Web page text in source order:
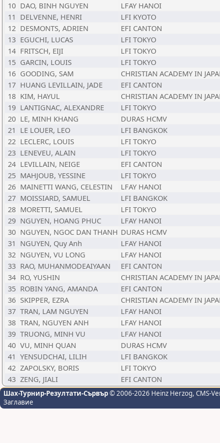
10 DAO, BINH NGUYEN
LFAY HANOI
11 DELVENNE, HENRI
LFI KYOTO
12 DESMONTS, ADRIEN
EFI CANTON
13 EGUCHI, LUCAS
LFI TOKYO
14 FRITSCH, EIJI
LFI TOKYO
15 GARCIN, LOUIS
LFI TOKYO
16 GOODING, SAM
CHRISTIAN ACADEMY IN
17 HUANG LEVILLAIN, JADE
EFI CANTON
18 KIM, HAYUL
CHRISTIAN ACADEMY IN
19 LANTIGNAC, ALEXANDRE
LFI TOKYO
20 LE, MINH KHANG
DURAS HCMV
21 LE LOUER, LEO
LFI BANGKOK
22 LECLERC, LOUIS
LFI TOKYO
23 LENEVEU, ALAIN
LFI TOKYO
24 LEVILLAIN, NEIGE
EFI CANTON
25 MAHJOUB, YESSINE
LFI TOKYO
26 MAINETTI WANG, CELESTIN
LFAY HANOI
27 MOISSIARD, SAMUEL
LFI BANGKOK
28 MORETTI, SAMUEL
LFI TOKYO
29 NGUYEN, HOANG PHUC
LFAY HANOI
30 NGUYEN, NGOC DAN THANH DURAS HCMV
31 NGUYEN, Quy Anh
LFAY HANOI
32 NGUYEN, VU LONG
LFAY HANOI
33 RAO, MUHANMODEAIYAAN
EFI CANTON
34 RO, YUSHIN
CHRISTIAN ACADEMY IN
35 ROBIN YANG, AMANDA
EFI CANTON
36 SKIPPER, EZRA
CHRISTIAN ACADEMY IN
37 TRAN, LAM NGUYEN
LFAY HANOI
38 TRAN, NGUYEN ANH
LFAY HANOI
39 TRUONG, MINH VU
LFAY HANOI
40 VU, MINH QUAN
DURAS HCMV
41 YENSUDCHAI, LILIH
LFI BANGKOK
42 ZAPOLSKY, BORIS
LFI TOKYO
43 ZENG, JIALI EFI CANTON
Шах-Турнир-Резултати-Сървър© 2006-2026 Heinz Herzog, CMS-
Заглавие